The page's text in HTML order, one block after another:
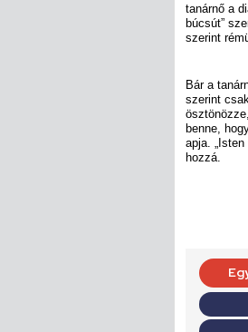
tanárnő a
búcsút”
szerint
Bár a
szerint
benne,
apja.
hozzá.